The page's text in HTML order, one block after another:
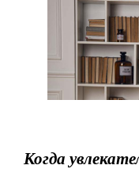
Когда